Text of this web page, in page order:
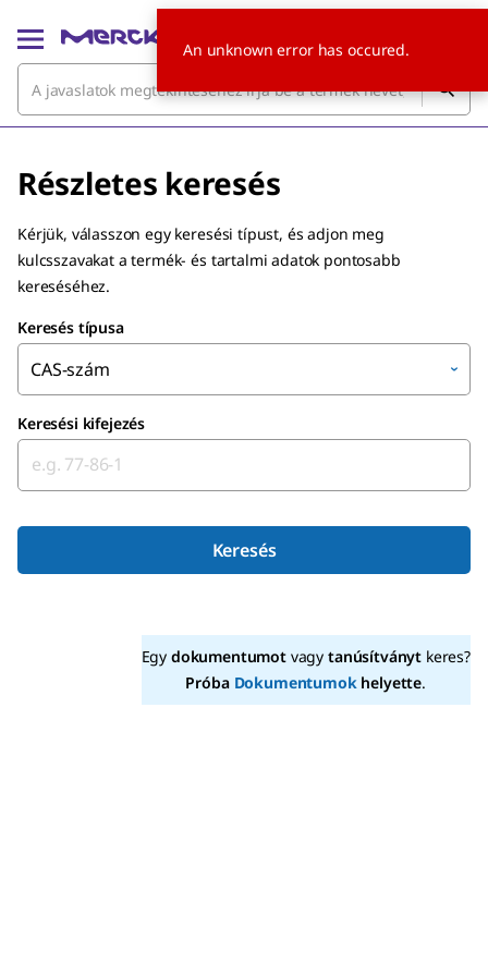
Részletes keresés
Kérjük, válasszon egy keresési típust, és adjon meg
kulcsszavakat a termék- és tartalmi adatok pontosabb
kereséséhez.
Keresés típusa
CAS-szám
Keresési kifejezés
Keresés
Egy dokumentumotvagytanúsítványt keres?
Próba Dokumentumok helyette.
An unknown error has occured.